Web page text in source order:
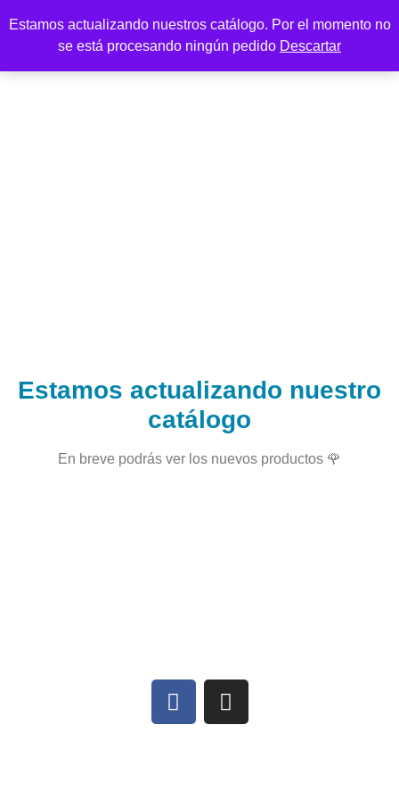
Estamos actualizando nuestros catálogo. Por el momento no
se está procesando ningún pedido Descartar
Estamos actualizando nuestro
catálogo
En breve podrás ver los nuevos productos 🌹